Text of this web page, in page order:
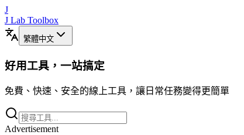
J
J Lab Toolbox
繁體中文
好用工具，一站搞定
免費、快速、安全的線上工具，讓日常任務變得更簡單
Advertisement